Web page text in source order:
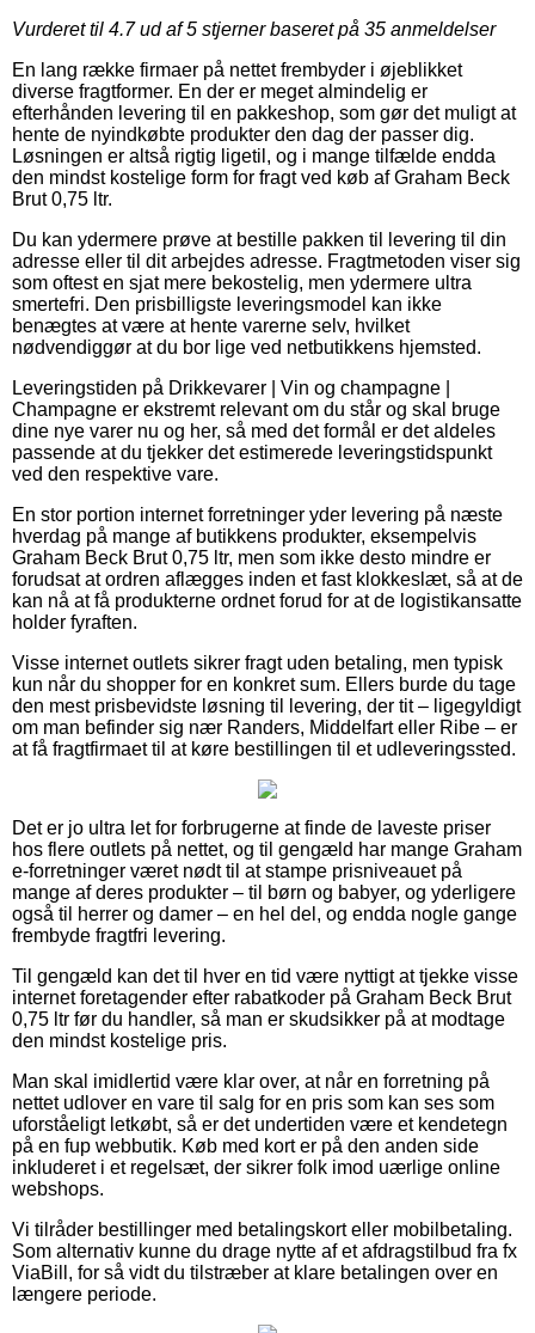
Vurderet til 4.7ud af 5 stjerner baseret på 35 anmeldelser
En lang række firmaer på nettet frembyder i øjeblikket
diverse fragtformer. En der er meget almindelig er
efterhånden levering til en pakkeshop, som gør det muligt at
hente de nyindkøbte produkter den dag der passer dig.
Løsningen er altså rigtig ligetil, og i mange tilfælde endda
den mindst kostelige form for fragt ved køb af Graham Beck
Brut 0,75 ltr.
Du kan ydermere prøve at bestille pakken til levering til din
adresse eller til dit arbejdes adresse. Fragtmetoden viser sig
som oftest en sjat mere bekostelig, men ydermere ultra
smertefri. Den prisbilligste leveringsmodel kan ikke
benægtes at være at hente varerne selv, hvilket
nødvendiggør at du bor lige ved netbutikkens hjemsted.
Leveringstiden på Drikkevarer | Vin og champagne |
Champagne er ekstremt relevant om du står og skal bruge
dine nye varer nu og her, så med det formål er det aldeles
passende at du tjekker det estimerede leveringstidspunkt
ved den respektive vare.
En stor portion internet forretninger yder levering på næste
hverdag på mange af butikkens produkter, eksempelvis
Graham Beck Brut 0,75 ltr, men som ikke desto mindre er
forudsat at ordren aflægges inden et fast klokkeslæt, så at de
kan nå at få produkterne ordnet forud for at de logistikansatte
holder fyraften.
Visse internet outlets sikrer fragt uden betaling, men typisk
kun når du shopper for en konkret sum. Ellers burde du tage
den mest prisbevidste løsning til levering, der tit – ligegyldigt
om man befinder sig nær Randers, Middelfart eller Ribe – er
at få fragtfirmaet til at køre bestillingen til et udleveringssted.
Det er jo ultra let for forbrugerne at finde de laveste priser
hos flere outlets på nettet, og til gengæld har mange Graham
e-forretninger været nødt til at stampe prisniveauet på
mange af deres produkter – til børn og babyer, og yderligere
også til herrer og damer – en hel del, og endda nogle gange
frembyde fragtfri levering.
Til gengæld kan det til hver en tid være nyttigt at tjekke visse
internet foretagender efter rabatkoder på Graham Beck Brut
0,75 ltr før du handler, så man er skudsikker på at modtage
den mindst kostelige pris.
Man skal imidlertid være klar over, at når en forretning på
nettet udlover en vare til salg for en pris som kan ses som
uforståeligt letkøbt, så er det undertiden være et kendetegn
på en fup webbutik. Køb med kort er på den anden side
inkluderet i et regelsæt, der sikrer folk imod uærlige online
webshops.
Vi tilråder bestillinger med betalingskort eller mobilbetaling.
Som alternativ kunne du drage nytte af et afdragstilbud fra fx
ViaBill, for så vidt du tilstræber at klare betalingen over en
længere periode.